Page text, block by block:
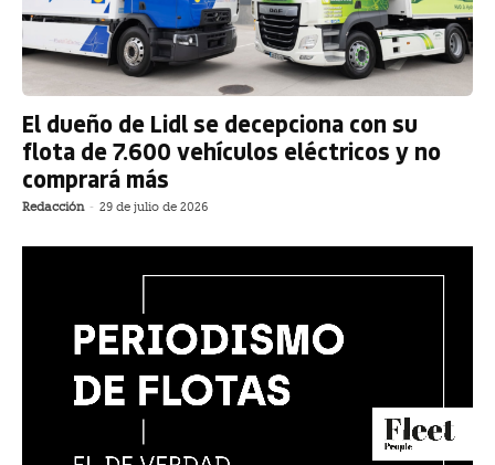
El dueño de Lidl se decepciona con su
flota de 7.600 vehículos eléctricos y no
comprará más
Redacción - 29 de julio de 2026